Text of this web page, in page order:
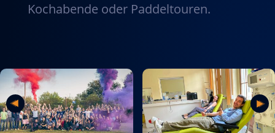
Kochabende oder Paddeltouren.